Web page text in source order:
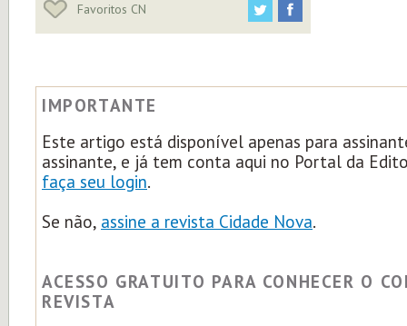
Favoritos CN
IMPORTANTE
Este artigo está disponível apenas para
assinante, e já tem conta aqui no Portal da
faça seu login.
Se não, assine a revista Cidade Nova.
ACESSO GRATUITO PARA CONHECER O
REVISTA